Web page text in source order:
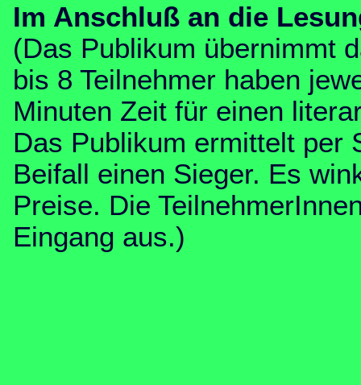
Im Anschluß an die
(Das Publikum übernimmt
bis 8 Teilnehmer haben
Minuten Zeit für einen
Das Publikum ermittelt per
Beifall einen Sieger. Es
Preise. Die
Eingang aus.)